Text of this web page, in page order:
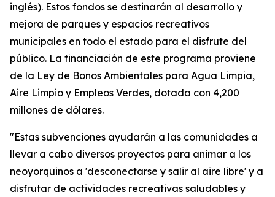
inglés). Estos fondos se destinarán al desarrollo y
mejora de parques y espacios recreativos
municipales en todo el estado para el disfrute del
público. La financiación de este programa proviene
de la Ley de Bonos Ambientales para Agua Limpia,
Aire Limpio y Empleos Verdes, dotada con 4,200
millones de dólares.
"Estas subvenciones ayudarán a las comunidades a
llevar a cabo diversos proyectos para animar a los
neoyorquinos a 'desconectarse y salir al aire libre' y a
disfrutar de actividades recreativas saludables y